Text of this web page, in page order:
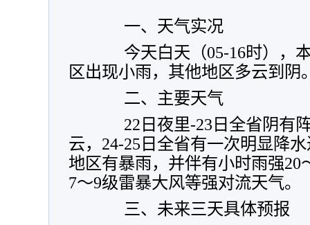
一、天气实况
今天白天（05-16时），
区出现小雨，其他地区多云到阴
二、主要天气
22日夜里-23日全省阴有
云，24-25日全省有一次明显降
地区有暴雨，并伴有小时雨强20
7～9级雷暴大风等强对流天气。
三、未来三天具体预报